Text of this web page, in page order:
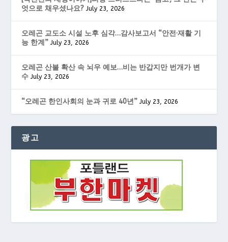
엇으로 채우셨나요? July 23, 2026
오레곤 교도소 시설 노후 심각…감사보고서 “안전·재활 기
능 한계” July 23, 2026
오레곤 산불 확산 속 뇌우 예보…비는 반갑지만 번개가 변
수 July 23, 2026
“오레곤 한인사회의 눈과 귀로 40년” July 23, 2026
광고